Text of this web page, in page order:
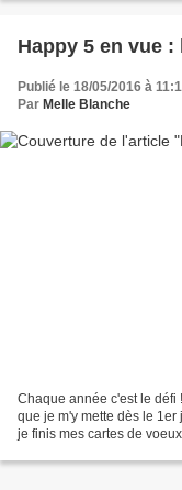
Happy 5 en vue
Publié le 18/05/2016 à
Par Melle Blanche
Chaque année c'est le défi
que je m'y mette dès le
je finis mes cartes de